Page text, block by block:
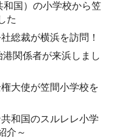
和国）の小学校から笠
た
総裁が横浜を訪問！
関係者が来浜しまし
大使が笠間小学校を
和国のスルレレ小学
介～